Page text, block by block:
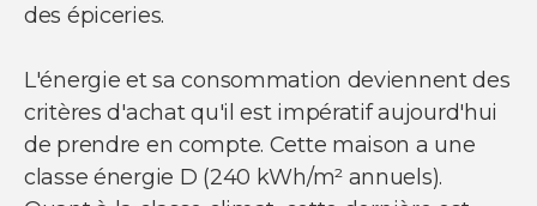
des épiceries.
L'énergie et sa consommation deviennent des
critères d'achat qu'il est impératif aujourd'hui
de prendre en compte. Cette maison a une
classe énergie D (240 kWh/m² annuels).